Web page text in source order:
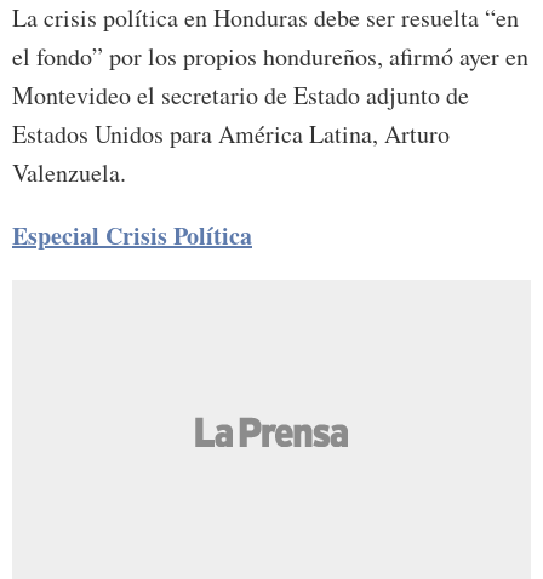
La crisis política en Honduras debe ser resuelta “en
el fondo” por los propios hondureños, afirmó ayer en
Montevideo el secretario de Estado adjunto de
Estados Unidos para América Latina, Arturo
Valenzuela.
Especial Crisis Política